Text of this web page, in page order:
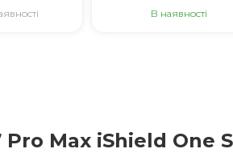
В наявності
Max iShield One